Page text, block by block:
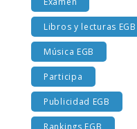
Examen
Libros y lecturas EGB
Música EGB
Participa
Publicidad EGB